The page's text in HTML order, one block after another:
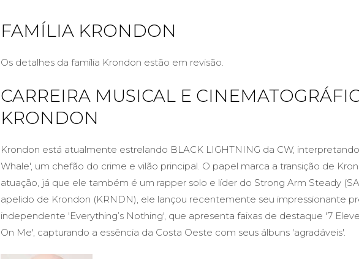
FAMÍLIA KRONDON
Os detalhes da família Krondon estão em revisão.
CARREIRA MUSICAL E
KRONDON
Krondon está atualmente estrelando BLACK LIGHTNING da CW,
Whale', um chefão do crime e vilão principal. O papel marca a transição de
atuação, já que ele também é um rapper solo e líder do Strong Arm Steady
apelido de Krondon (KRNDN), ele lançou recentemente seu impressionante
independente 'Everything’s Nothing', que apresenta faixas de destaque '7
On Me', capturando a essência da Costa Oeste com seus álbuns 'agradáveis'.